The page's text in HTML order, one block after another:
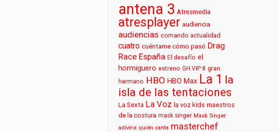
antena 3 Atresmedia
atresplayer audiencia
audiencias comando actualidad
cuatro cuéntame cómo pasó Drag
Race España El desafío el
hormiguero estreno GH VIP 8 gran
hermano HBO HBO Max La 1 la
isla de las tentaciones
La Sexta La Voz la voz kids maestros
de la costura mask singer Mask Singer:
adivina quién canta masterchef